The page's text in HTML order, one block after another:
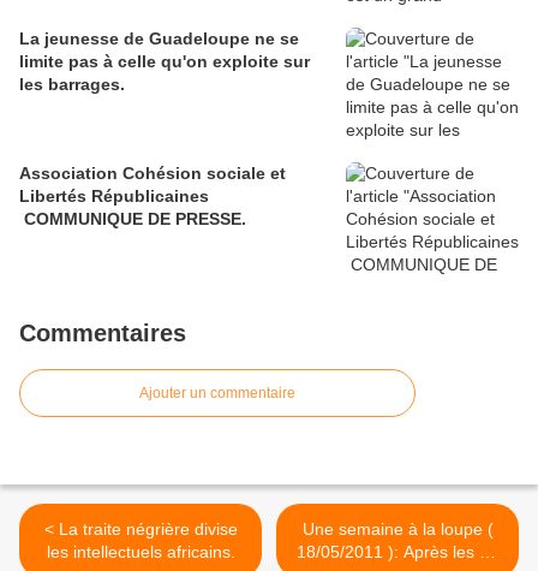
La jeunesse de Guadeloupe ne se
limite pas à celle qu'on exploite sur
les barrages.
Association Cohésion sociale et
Libertés Républicaines
COMMUNIQUE DE PRESSE.
Commentaires
Ajouter un commentaire
< La traite négrière divise
les intellectuels africains.
Une semaine à la loupe (
18/05/2011 ): Après les 30